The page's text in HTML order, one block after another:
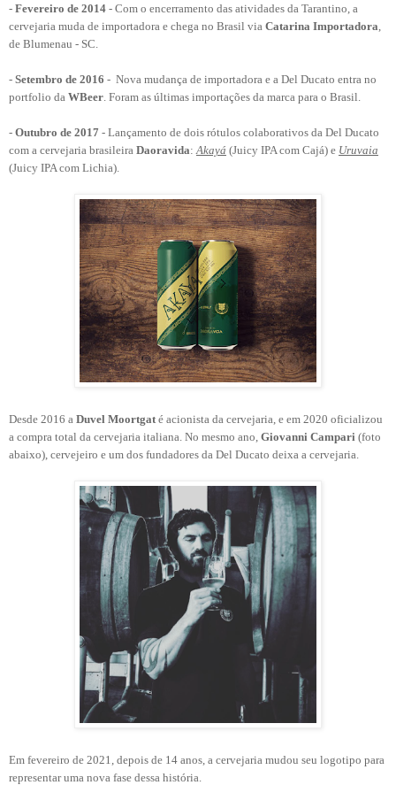
- Fevereiro de 2014 - Com o encerramento das atividades da Tarantino, a
cervejaria muda de importadora e chega no Brasil via Catarina Importadora
de Blumenau - SC.
- Setembro de 2016 - Nova mudança de importadora e a Del Ducato entra no
portfolio da WBeer . Foram as últimas importações da marca para o Brasil.
- Outubro de 2017 - Lançamento de dois rótulos colaborativos da Del Ducato
com a cervejaria brasileira Daoravida: Akayá (Juicy IPA com Cajá) e Uruvaia
(Juicy IPA com Lichia).
Desde 2016 a Duvel Moortgat é acionista da cervejaria, e em 2020 oficializou
a compra total da cervejaria italiana. No mesmo ano, Giovanni Campari (foto
abaixo), cervejeiro e um dos fundadores da Del Ducato deixa a cervejaria.
Em fevereiro de 2021, depois de 14 anos, a cervejaria mudou seu logotipo para
representar uma nova fase dessa história.